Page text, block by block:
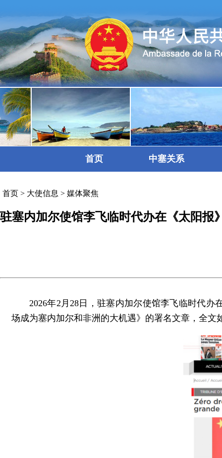
首页 中塞关系
首页 > 大使信息 > 媒体聚焦
驻塞内加尔使馆李飞临时代办在《太阳报
2026年2月28日，驻塞内加尔使馆李飞临时代办
场成为塞内加尔和非洲的大机遇》的署名文章，全文